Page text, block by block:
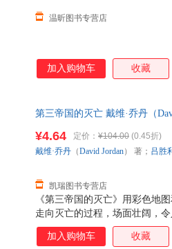
温昕图书专营店
加入购物车 收藏
第三帝国的灭亡 戴维·乔丹（
《第三帝国的灭亡》用彩色地
走向灭亡的过程，场面壮阔，
非和苏联战场的接连失利，预
展。美国的参战进一步加强了
¥4.64 定价： ¥104.00 (0.45折)
凯瑞图书专营店
戴维·乔丹 （David Jordan） 著； 吕胜
加入购物车 收藏